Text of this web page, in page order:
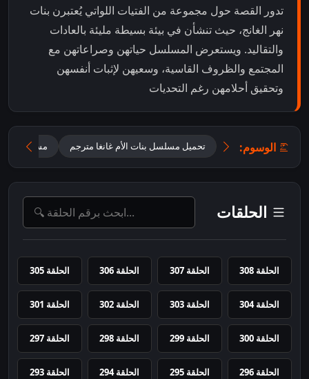
تدور القصة حول مجموعة من الفتيات اللواتي يُعتبرن بنات
نهر الغانج، حيث تنشأن في بيئة بسيطة مليئة بالعادات
والتقاليد. ويستعرض المسلسل حياتهن وصراعاتهن مع
المجتمع والظروف القاسية، وسعيهن لإثبات أنفسهن
وتحقيق أحلامهن رغم التحديات
الوسوم: تحميل مسلسل بنات الأم غانغا مترجم مسلسل بنات
الحلقات
الحلقة 308 الحلقة 307 الحلقة 306 الحلقة 305
الحلقة 304 الحلقة 303 الحلقة 302 الحلقة 301
الحلقة 300 الحلقة 299 الحلقة 298 الحلقة 297
الحلقة 296 الحلقة 295 الحلقة 294 الحلقة 293